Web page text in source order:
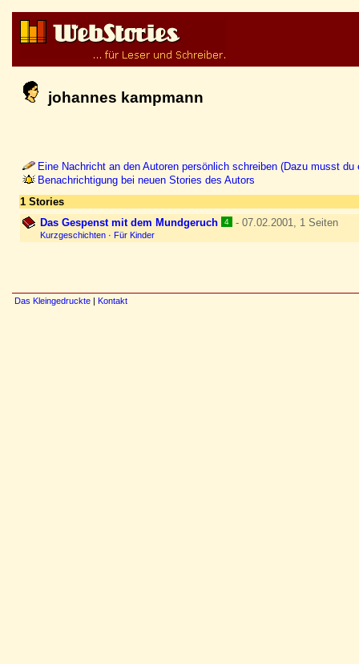
johannes kampmann
Eine Nachricht an den Autoren persönlich schreiben (Dazu musst du
Benachrichtigung bei neuen Stories des Autors
1 Stories
Das Gespenst mit dem Mundgeruch
4 - 07.02.2001, 1 Seiten
Kurzgeschichten · Für Kinder
Das Kleingedruckte | Kontakt